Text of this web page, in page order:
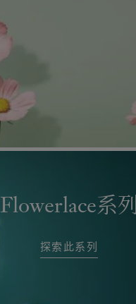
Flowerlace系列
探索此系列